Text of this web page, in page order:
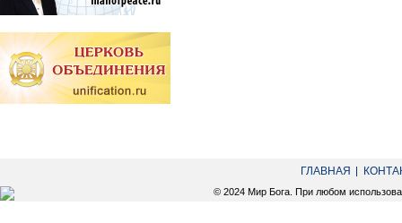
ГЛАВНАЯ
© 2024 Мир Бога. При любом